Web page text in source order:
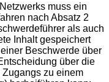
muss ein
nach Absatz 2
als auch
Inhalt gespeichert
Beschwerde über
über die
zu einem